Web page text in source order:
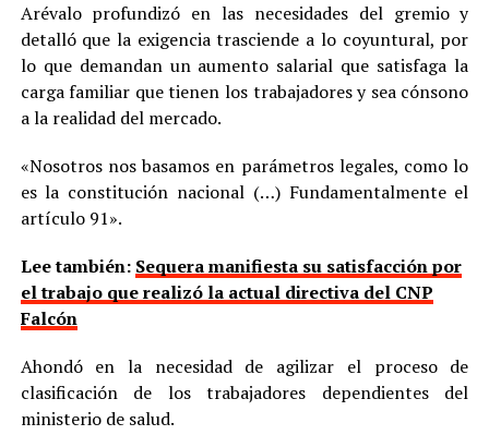
Arévalo profundizó en las necesidades del gremio y
detalló que la exigencia trasciende a lo coyuntural, por
lo que demandan un aumento salarial que satisfaga la
carga familiar que tienen los trabajadores y sea cónsono
a la realidad del mercado.
«Nosotros nos basamos en parámetros legales, como lo
es la constitución nacional (…) Fundamentalmente el
artículo 91».
Lee también: Sequera manifiesta su satisfacción por
el trabajo que realizó la actual directiva del CNP
Falcón
Ahondó en la necesidad de agilizar el proceso de
clasificación de los trabajadores dependientes del
ministerio de salud.